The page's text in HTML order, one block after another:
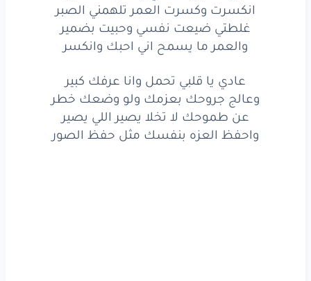
تلهمنيالصبر
غلطتيضيعتنفسي
وحبيت بضمير
والعمرما يسمحاني
احبكوانكسر
انكسرت وكسرت العمر تلهمني الصبر
غلطتي ضيعت نفسي وحبيت بضمير
والعمر ما يسمح اني احبك وانكسر
عادي يا قلبي تحمل وانا عرفك كبير
وعالج جروحك بعزمك ولو وضعك خطر
عن طموحك لا تخلا يصير اللي يصير
واحفظ العزه بنفسك مثل حفظ الصور